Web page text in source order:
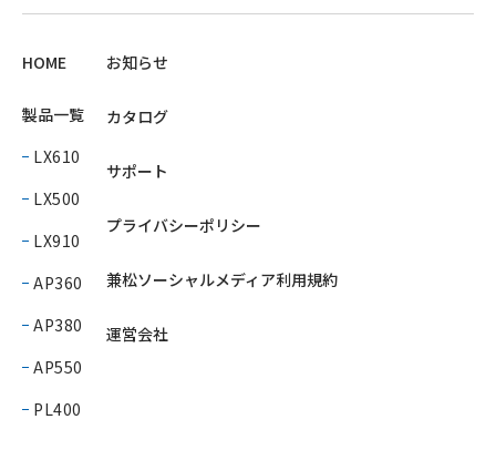
HOME
製品一覧
LX610
LX500
LX910
AP360
AP380
AP550
PL400
お知らせ
カタログ
サポート
プライバシーポリシー
兼松ソーシャルメディア利用規約
運営会社